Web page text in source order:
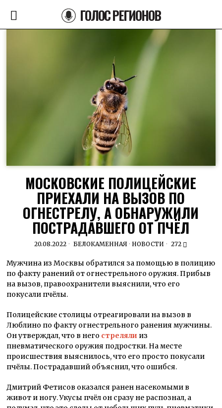
ГОЛОС РЕГИОНОВ
МОСКОВСКИЕ ПОЛИЦЕЙСКИЕ
ПРИЕХАЛИ НА ВЫЗОВ ПО
ОГНЕСТРЕЛУ, А ОБНАРУЖИЛИ
ПОСТРАДАВШЕГО ОТ ПЧЁЛ
20.08.2022 БЕЛОКАМЕННАЯ · НОВОСТИ 272
Мужчина из Москвы обратился за помощью в полицию
по факту ранений от огнестрельного оружия. Прибыв
на вызов, правоохранители выяснили, что его
покусали пчёлы.
Полицейские столицы отреагировали на вызов в
Люблино по факту огнестрельного ранения мужчины.
Он утверждал, что в него стреляли из
пневматического оружия подростки. На месте
происшествия выяснилось, что его просто покусали
пчёлы. Пострадавший объяснил, что ошибся.
Дмитрий Фетисов оказался ранен насекомыми в
живот и ногу. Укусы пчёл он сразу не распознал, а